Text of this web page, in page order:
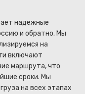
надежные
и обратно. Мы
на
включают
маршрута, что
сроки. Мы
на всех этапах